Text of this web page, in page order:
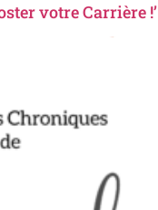
votre Carrière